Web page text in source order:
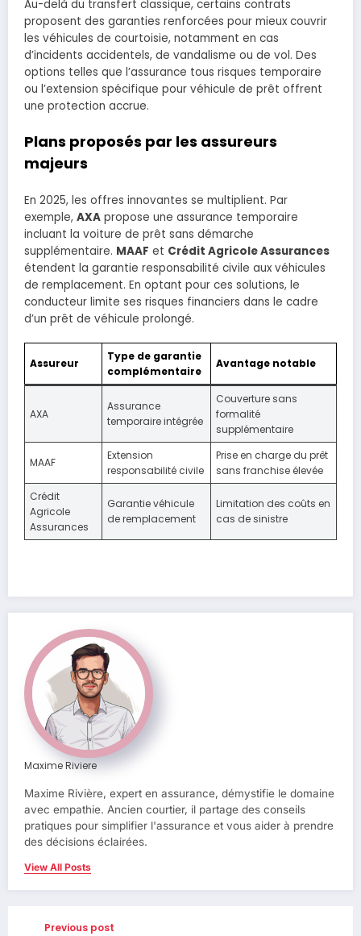
Au-delà du transfert classique, certains contrats
proposent des garanties renforcées pour mieux couvrir
les véhicules de courtoisie, notamment en cas
d’incidents accidentels, de vandalisme ou de vol. Des
options telles que l’assurance tous risques temporaire
ou l’extension spécifique pour véhicule de prêt offrent
une protection accrue.
Plans proposés par les assureurs
majeurs
En 2025, les offres innovantes se multiplient. Par
exemple, AXA propose une assurance temporaire
incluant la voiture de prêt sans démarche
supplémentaire. MAAF et Crédit Agricole Assurances
étendent la garantie responsabilité civile aux véhicules
de remplacement. En optant pour ces solutions, le
conducteur limite ses risques financiers dans le cadre
d’un prêt de véhicule prolongé.
Assureur
Type de garantie
complémentaire
Avantage notable
AXA
Assurance
temporaire intégrée
Couverture sans
formalité
supplémentaire
MAAF
Extension
responsabilité civile
Prise en charge du prêt
sans franchise élevée
Crédit
Agricole
Assurances
Garantie véhicule
de remplacement
Limitation des coûts en
cas de sinistre
Maxime Riviere
Maxime Rivière, expert en assurance, démystifie le domaine
avec empathie. Ancien courtier, il partage des conseils
pratiques pour simplifier l'assurance et vous aider à prendre
des décisions éclairées.
View All Posts
Previous post